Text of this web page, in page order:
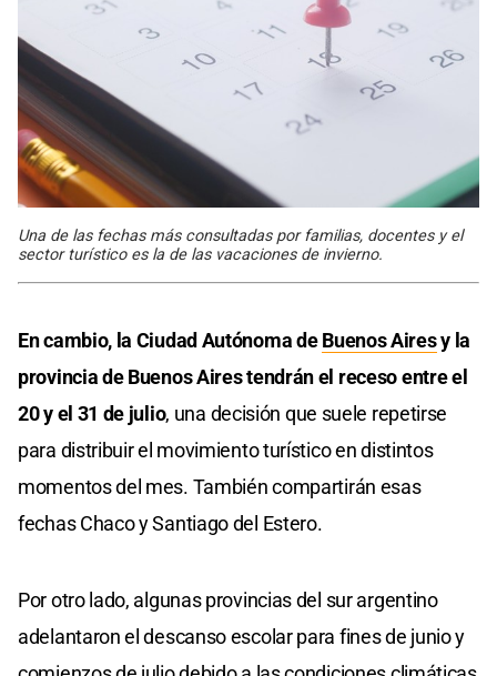
Una de las fechas más consultadas por familias, docentes y el
sector turístico es la de las vacaciones de invierno.
En cambio, la Ciudad Autónoma deBuenos Airesy la
provincia de Buenos Aires tendrán el receso entre el
20 y el 31 de julio, una decisión que suele repetirse
para distribuir el movimiento turístico en distintos
momentos del mes. También compartirán esas
fechas Chaco y Santiago del Estero.
Por otro lado, algunas provincias del sur argentino
adelantaron el descanso escolar para fines de junio y